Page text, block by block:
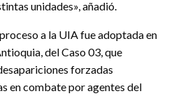
unidades», añadió.
a la UIA fue adoptada en
del Caso 03, que
forzadas
en combate por agentes del